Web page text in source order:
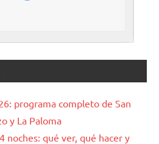
programa completo de San
y La Paloma
noches: qué ver, qué hacer y